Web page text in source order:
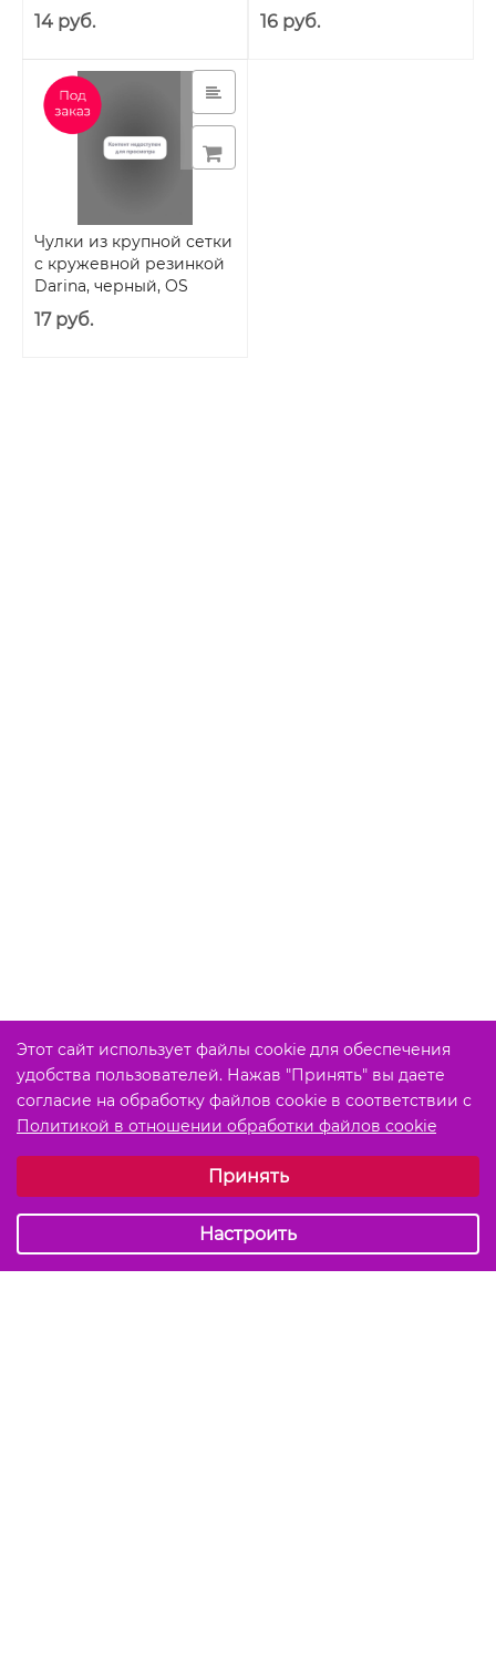
14 руб. 16 руб.
Чулки из крупной сетки
с кружевной резинкой
Darina, черный, OS
17 руб.
Этот сайт использует файлы cookie для обеспечения
удобства пользователей. Нажав "Принять" вы даете
согласие на обработку файлов cookie в соответствии с
Политикой в отношении обработки файлов cookie
Обязательные (технические)Принять
Настроить